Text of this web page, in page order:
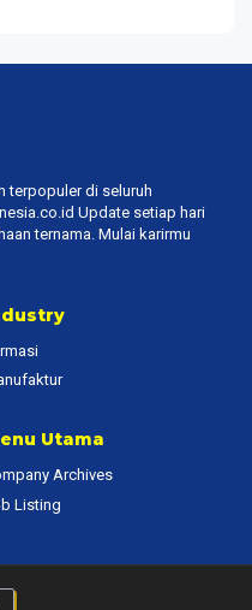
terpopuler di seluruh
Update setiap hari
ternama. Mulai karirmu
Utama
Archives
Listing